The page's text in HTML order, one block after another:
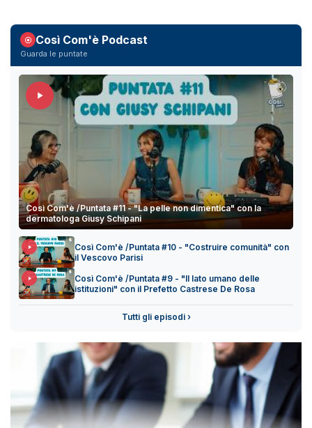
Così Com'è Podcast
Guarda le puntate
Così Com'è /Puntata #11 - "La pelle non dimentica" con la
dermatologa Giusy Schipani
Così Com'è /Puntata #10 - "Costruire comunità" con
il Vescovo Parisi
Così Com'è /Puntata #9 - "Il lato umano delle
istituzioni" con il Prefetto Castrese De Rosa
Tutti gli episodi ›